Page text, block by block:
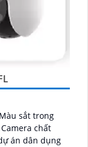
sắt trong
chất
án dân dụng